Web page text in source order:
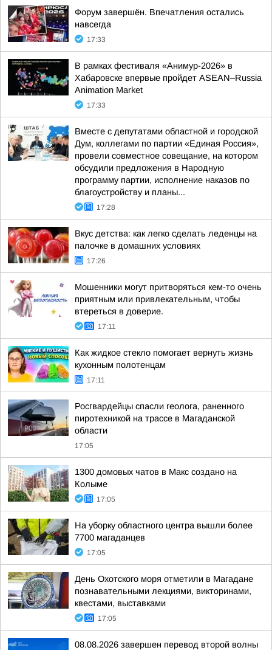
Форум завершён. Впечатления остались
навсегда
17:33
В рамках фестиваля «Анимур-2026» в
Хабаровске впервые пройдет ASEAN–Russia
Animation Market
17:33
Вместе с депутатами областной и городской
Дум, коллегами по партии «Единая Россия»,
провели совместное совещание, на котором
обсудили предложения в Народную
программу партии, исполнение наказов по
благоустройству и планы...
17:28
Вкус детства: как легко сделать леденцы на
палочке в домашних условиях
17:26
Мошенники могут притворяться кем-то очень
приятным или привлекательным, чтобы
втереться в доверие.
17:11
Как жидкое стекло помогает вернуть жизнь
кухонным полотенцам
17:11
Росгвардейцы спасли геолога, раненного
пиротехникой на трассе в Магаданской
области
17:05
1300 домовых чатов в Макс создано на
Колыме
17:05
На уборку областного центра вышли более
7700 магаданцев
17:05
День Охотского моря отметили в Магадане
познавательными лекциями, викторинами,
квестами, выставками
17:05
08.08.2026 завершен перевод второй волны